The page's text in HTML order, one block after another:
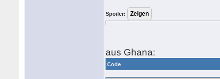
Spoiler:
aus Ghana:
Code